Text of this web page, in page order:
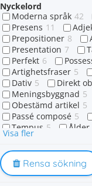
Nyckelord
Moderna språk 42
Presens 11
Prepositioner 8
Presentation 7
Perfekt 6
Artighetsfraser 5
Dativ 5 Direkt
Meningsbyggnad 5
Obestämd artikel 5
Passé composé 5
Tempus 5 Ålder
Familj
Indirekt objekt 4
Presentera sig 4
Skola
Visa fler
Rensa sökning